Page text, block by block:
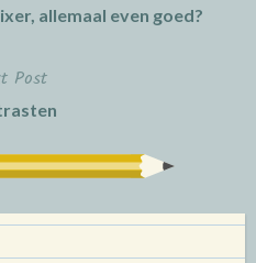
allemaal even goed?
Post